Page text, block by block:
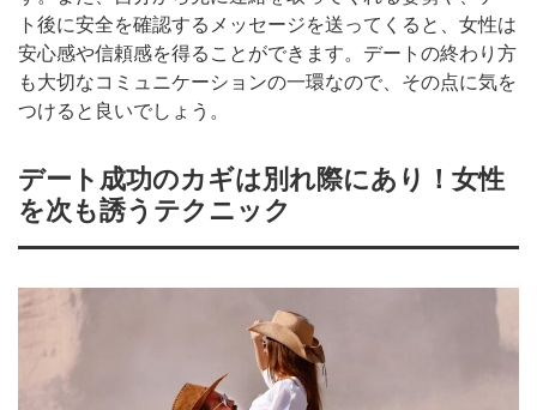
ト後に安全を確認するメッセージを送ってくると、女性は
安心感や信頼感を得ることができます。デートの終わり方
も大切なコミュニケーションの一環なので、その点に気を
つけると良いでしょう。
デート成功のカギは別れ際にあり！女性
を次も誘うテクニック